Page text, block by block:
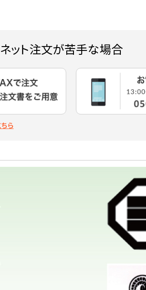
ット注文が苦手な場合
ちら